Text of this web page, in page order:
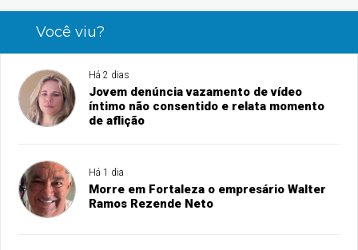
Você viu?
Há 2 dias
Jovem denúncia vazamento de vídeo
íntimo não consentido e relata momento
de aflição
Há 1 dia
Morre em Fortaleza o empresário Walter
Ramos Rezende Neto